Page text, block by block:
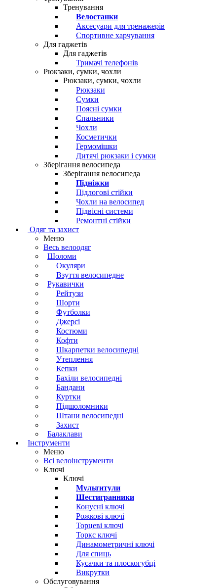
Тренування
Велостанки
Аксесуари для тренажерів
Спортивне харчування
Для гаджетів
Для гаджетів
Тримачі телефонів
Рюкзаки, сумки, чохли
Рюкзаки, сумки, чохли
Рюкзаки
Сумки
Поясні сумки
Спальники
Чохли
Косметички
Гермомішки
Дитячі рюкзаки і сумки
Зберігання велосипеда
Зберігання велосипеда
Підніжки
Підлогові стійки
Чохли на велосипед
Підвісні системи
Ремонтні стійки
Одяг та захист
Меню
Весь велоодяг
Шоломи
Окуляри
Взуття велосипедне
Рукавички
Рейтузи
Шорти
Футболки
Джерсі
Костюми
Кофти
Шкарпетки велосипедні
Утеплення
Кепки
Бахіли велосипедні
Бандани
Куртки
Підшоломники
Штани велосипедні
Захист
Балаклави
Інструменти
Меню
Всі велоінструменти
Ключі
Ключі
Мультитули
Шестигранники
Конусні ключі
Рожкові ключі
Торцеві ключі
Торкс ключі
Динамометричні ключі
Для спиць
Кусачки та плоскогубці
Викрутки
Обслуговування